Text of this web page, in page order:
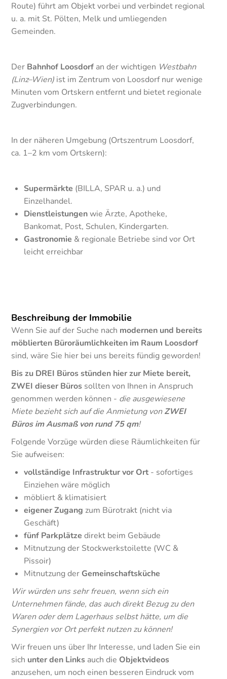
Route) führt am Objekt vorbei und verbindet regional
u. a. mit St. Pölten, Melk und umliegenden
Gemeinden.
Der Bahnhof Loosdorf an der wichtigen Westbahn
(Linz–Wien) ist im Zentrum von Loosdorf nur wenige
Minuten vom Ortskern entfernt und bietet regionale
Zugverbindungen.
In der näheren Umgebung (Ortszentrum Loosdorf,
ca. 1–2 km vom Ortskern):
Supermärkte (BILLA, SPAR u. a.) und
Einzelhandel.
Dienstleistungenwie Ärzte, Apotheke,
Bankomat, Post, Schulen, Kindergarten.
Gastronomie & regionale Betriebe sind vor Ort
leicht erreichbar
Beschreibung der Immobilie
Wenn Sie auf der Suche nach modernen und bereits
möblierten Büroräumlichkeiten im Raum Loosdorf
sind, wäre Sie hier bei uns bereits fündig geworden!
Bis zu DREI Büros stünden hier zur Miete bereit,
ZWEI dieser Büros sollten von Ihnen in Anspruch
genommen werden können - die ausgewiesene
Miete bezieht sich auf die Anmietung vonZWEI
Büros im Ausmaß von rund 75 qm!
Folgende Vorzüge würden diese Räumlichkeiten für
Sie aufweisen:
vollständige Infrastruktur vor Ort - sofortiges
Einziehen wäre möglich
möbliert & klimatisiert
eigener Zugang zum Bürotrakt (nicht via
Geschäft)
fünf Parkplätze direkt beim Gebäude
Mitnutzung der Stockwerkstoilette (WC &
Pissoir)
Mitnutzung der Gemeinschaftsküche
Wir würden uns sehr freuen, wenn sich ein
Unternehmen fände, das auch direkt Bezug zu den
Waren oder dem Lagerhaus selbst hätte, um die
Synergien vor Ort perfekt nutzen zu können!
Wir freuen uns über Ihr Interesse, und laden Sie ein
sich unter den Links auch die Objektvideos
anzusehen, um noch einen besseren Eindruck vom